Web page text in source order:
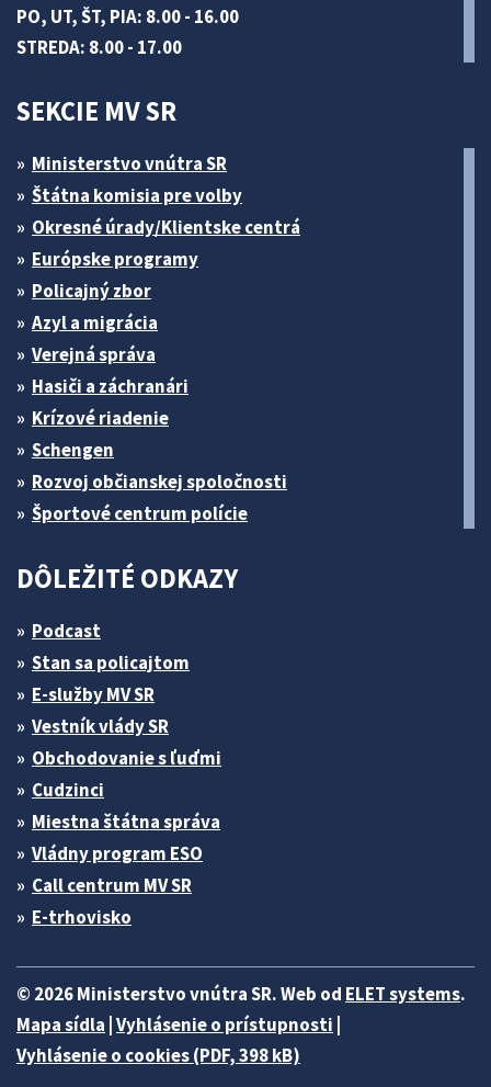
PO, UT, ŠT, PIA: 8.00 - 16.00
STREDA: 8.00 - 17.00
SEKCIE MV SR
Ministerstvo vnútra SR
Štátna komisia pre volby
Okresné úrady/Klientske centrá
Európske programy
Policajný zbor
Azyl a migrácia
Verejná správa
Hasiči a záchranári
Krízové riadenie
Schengen
Rozvoj občianskej spoločnosti
Športové centrum polície
DÔLEŽITÉ ODKAZY
Podcast
Stan sa policajtom
E-služby MV SR
Vestník vlády SR
Obchodovanie s ľuďmi
Cudzinci
Miestna štátna správa
Vládny program ESO
Call centrum MV SR
E-trhovisko
© 2026 Ministerstvo vnútra SR. Web od ELET systems.
Mapa sídla Vyhlásenie o prístupnosti
Vyhlásenie o cookies (PDF, 398 kB)